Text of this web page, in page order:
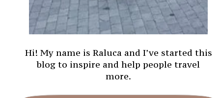
Hi! My name is Raluca and I’ve started this
blog to inspire and help people travel
more.